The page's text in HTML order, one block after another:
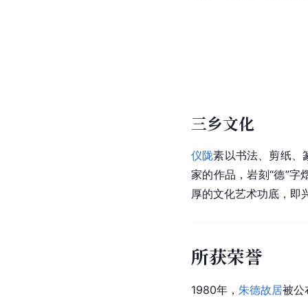
三乡文化
仪陇素以书法、剪纸、
家的作品，岩刻“德”字
厚的文化艺术功底，即
所获荣誉
1980年， 朱德故居被公